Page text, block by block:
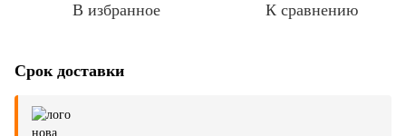
В избранное К сравнению
Срок доставки